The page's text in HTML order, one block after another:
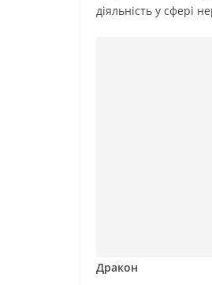
діяльність у сфері
Дракон